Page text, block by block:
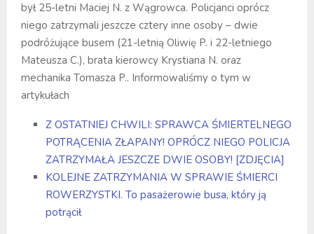
był 25-letni Maciej N. z Wągrowca. Policjanci oprócz
niego zatrzymali jeszcze cztery inne osoby – dwie
podróżujące busem (21-letnią Oliwię P. i 22-letniego
Mateusza C.), brata kierowcy Krystiana N. oraz
mechanika Tomasza P.. Informowaliśmy o tym w
artykułach
Z OSTATNIEJ CHWILI: SPRAWCA ŚMIERTELNEGO
POTRĄCENIA ZŁAPANY! OPRÓCZ NIEGO POLICJA
ZATRZYMAŁA JESZCZE DWIE OSOBY! [ZDJĘCIA]
KOLEJNE ZATRZYMANIA W SPRAWIE ŚMIERCI
ROWERZYSTKI. To pasażerowie busa, który ją
potrącił